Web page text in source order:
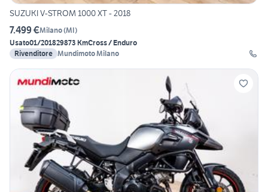
SUZUKI V-STROM 1000 XT - 2018
7.499 €Milano(MI)
Usato01/201829873 KmCross / Enduro
Rivenditore Mundimoto Milano